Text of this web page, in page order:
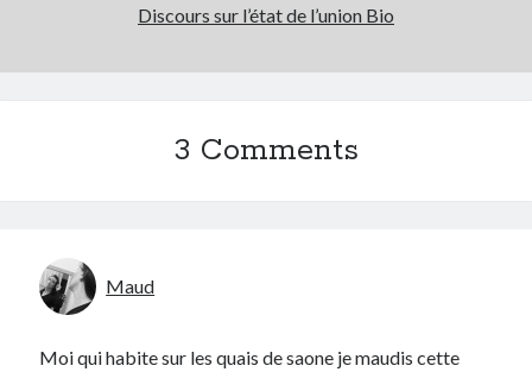
Discours sur l’état de l’union Bio
3 Comments
Maud
Moi qui habite sur les quais de saone je maudis cette